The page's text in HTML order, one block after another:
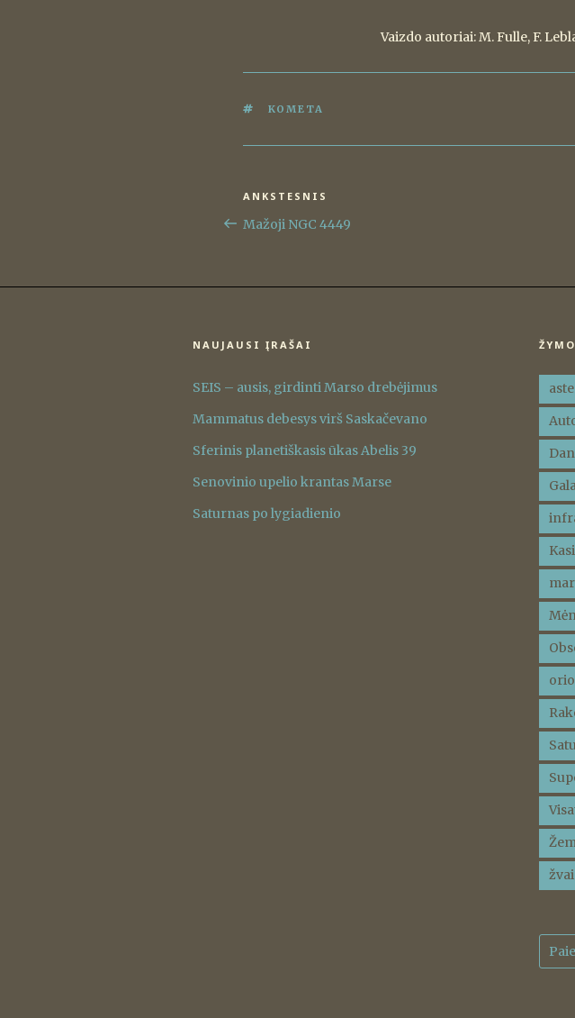
Vaizdo autoriai: M. Fulle, F.
ŽYMOS
KOMETA
Navigacija
tarp
Ankstesnis
įrašas
ANKSTESNIS
Mažoji NGC 4449
NAUJAUSI ĮRAŠAI
SEIS – ausis, girdinti Marso drebėjimus
Mammatus debesys virš Saskačevano
Sferinis planetiškasis ūkas Abelis 39
Senovinio upelio krantas Marse
Saturnas po lygiadienio